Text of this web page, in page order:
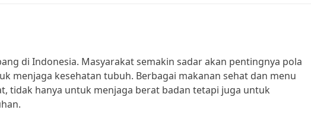
di Indonesia. Masyarakat semakin sadar akan pentingnya pola
menjaga kesehatan tubuh. Berbagai makanan sehat dan menu
tidak hanya untuk menjaga berat badan tetapi juga untuk